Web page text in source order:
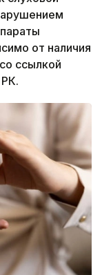
от наличия
ссылкой